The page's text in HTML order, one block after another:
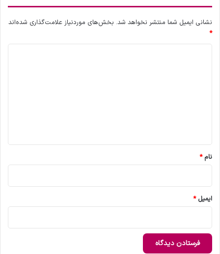
نشانی ایمیل شما منتشر نخواهد شد. بخش‌های موردنیاز علامت‌گذاری شده‌اند
*
نام*
ایمیل*